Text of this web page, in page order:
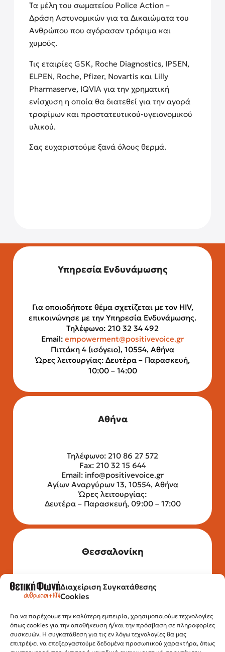
Διαχείριση Συγκατάθεσης
Cookies
Για να παρέχουμε την καλύτερη εμπειρία, χρησιμοποιούμε τεχνολογίες
όπως cookies για την αποθήκευση ή/και την πρόσβαση σε πληροφορίες
συσκευών. Η συγκατάθεση για τις εν λόγω τεχνολογίες θα μας
επιτρέψει να επεξεργαστούμε δεδομένα προσωπικού χαρακτήρα, όπως
Τα μέλη του σωματείου Police Action –
Δράση Αστυνομικών για τα Δικαιώματα του
Ανθρώπου που αγόρασαν τρόφιμα και
χυμούς.
Τις εταιρίες GSK, Roche Diagnostics, IPSEN,
ELPEN, Roche, Pfizer, Novartis και Lilly
Pharmaserve, IQVIA για την χρηματική
ενίσχυση η οποία θα διατεθεί για την αγορά
τροφίμων και προστατευτικού-υγειονομικού
υλικού.
Σας ευχαριστούμε ξανά όλους θερμά.
Υπηρεσία Ενδυνάμωσης
Για οποιοδήποτε θέμα σχετίζεται με τον HIV,
επικοινώνησε με την Υπηρεσία Ενδυνάμωσης.
Τηλέφωνο: 210 32 34 492
Email: empowerment@positivevoice.gr
Πιττάκη 4 (ισόγειο), 10554, Αθήνα
Ώρες λειτουργίας: Δευτέρα – Παρασκευή,
10:00 – 14:00
Αθήνα
Τηλέφωνο: 210 86 27 572
Fax: 210 32 15 644
Email: info@positivevoice.gr
Αγίων Αναργύρων 13, 10554, Αθήνα
Ώρες λειτουργίας:
Δευτέρα – Παρασκευή, 09:00 – 17:00
Θεσσαλονίκη
Τηλέφωνο: 2315 525 020
Fax: 210 32 15 644
Εγνατίας 112, 3ος όροφος, 54622,
Θεσσαλονίκη
Ώρες λειτουργίας:
Δευτέρα – Παρασκευή, 10:00 –14:00